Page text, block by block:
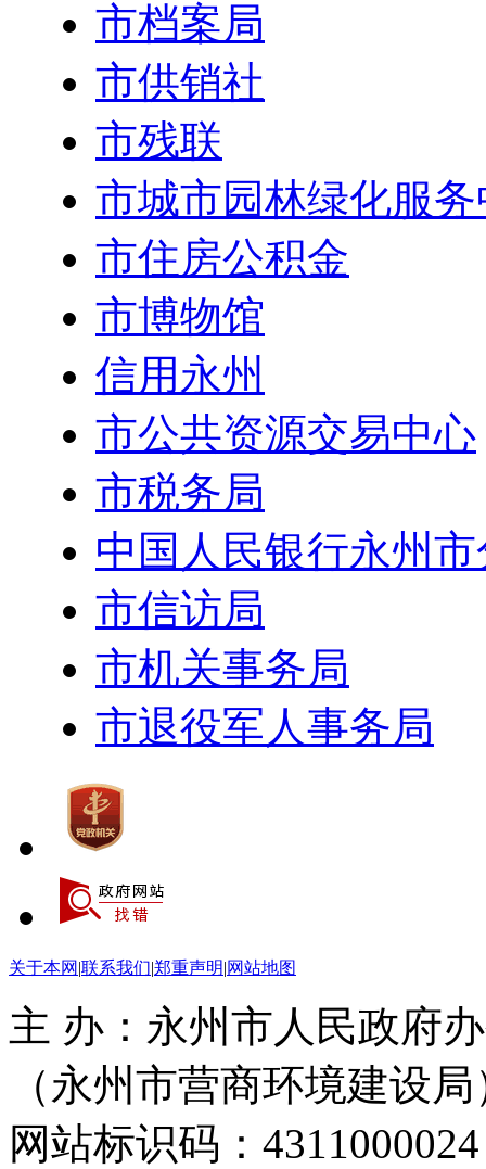
市档案局
市供销社
市残联
市城市园林绿化服
市住房公积金
市博物馆
信用永州
市公共资源交易中心
市税务局
中国人民银行永州
市信访局
市机关事务局
市退役军人事务局
关于本网 |联系我们|郑重声明|网站地图
主 办：永州市人民政府
（永州市营商环境建设局
网站标识码：